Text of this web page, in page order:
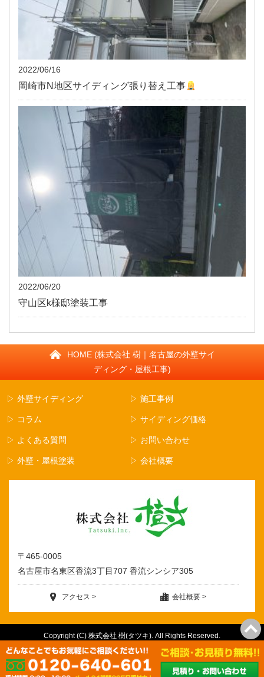
2022/06/16
岡崎市N地区サイディング張り替え工事
2022/06/20
守山区k様邸塗装工事
HOME (株式会社 樹｜名古屋の外壁サイ
ディング・屋根工事)
▷ 外壁サイディング ▷ 施工事例
▷ コラム ▷ サイディング価格
▷ よくある質問 ▷ お問い合わせ
▷ 外壁・屋根塗装 ▷ 会社概要
〒465-0005
名古屋市名東区香流3丁目707 香流シンシア305
アクセス > 会社概要 >
Copyright (C) 株式会社 樹(タツキ). All Rights Reserved.